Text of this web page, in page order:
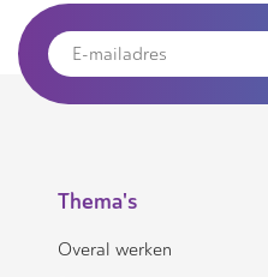
Thema's
Overal werken